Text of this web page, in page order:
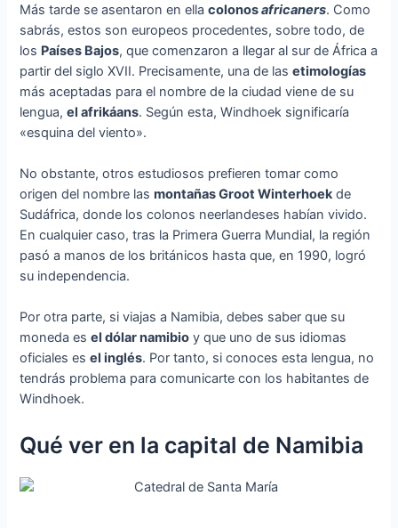
Más tarde se asentaron en ellacolonosafricaners. Como
sabrás, estos son europeos procedentes, sobre todo, de
los Países Bajos, que comenzaron a llegar al sur de África a
partir del siglo XVII. Precisamente, una de lasetimologías
más aceptadas para el nombre de la ciudad viene de su
lengua,el afrikáans. Según esta, Windhoek significaría
«esquina del viento».
No obstante, otros estudiosos prefieren tomar como
origen del nombre lasmontañas Groot Winterhoekde
Sudáfrica, donde los colonos neerlandeses habían vivido.
En cualquier caso, tras la Primera Guerra Mundial, la región
pasó a manos de los británicos hasta que, en 1990, logró
su independencia.
Por otra parte, si viajas a Namibia, debes saber que su
moneda esel dólar namibio y que uno de sus idiomas
oficiales esel inglés. Por tanto, si conoces esta lengua, no
tendrás problema para comunicarte con los habitantes de
Windhoek.
Qué ver en la capital de Namibia